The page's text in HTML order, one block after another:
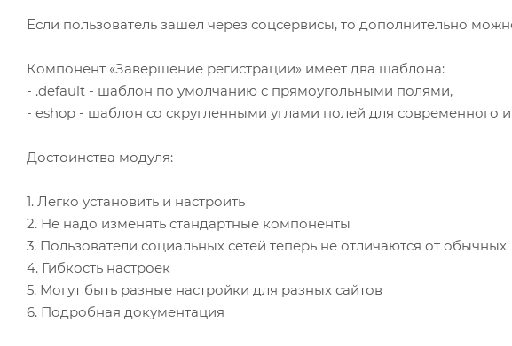
Если пользователь зашел через соцсервисы, то дополнительно
Компонент «Завершение регистрации» имеет два шаблона:
- .default - шаблон по умолчанию с прямоугольными полями,
- eshop - шаблон со скругленными углами полей для современного
Достоинства модуля:
1. Легко установить и настроить
2. Не надо изменять стандартные компоненты
3. Пользователи социальных сетей теперь не отличаются от обычных
4. Гибкость настроек
5. Могут быть разные настройки для разных сайтов
6. Подробная документация